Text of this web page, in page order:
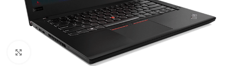
Click to enlarge